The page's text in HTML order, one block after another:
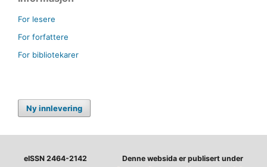
For lesere
For forfattere
For bibliotekarer
Ny innlevering
eISSN 2464-2142
Denne websida er publisert under